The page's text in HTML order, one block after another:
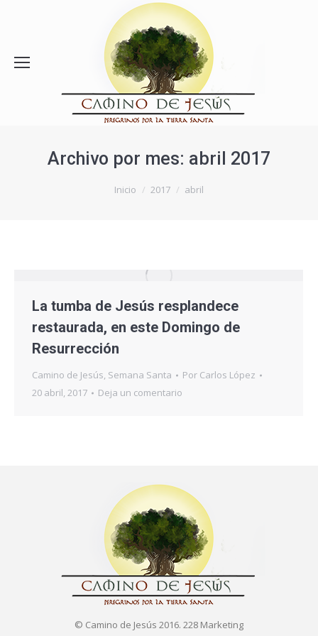
Archivo por mes: abril 2017
Inicio 2017 abril
La tumba de Jesús resplandece
restaurada, en este Domingo de
Resurrección
Camino de Jesús, Semana Santa Por Carlos López
20 abril, 2017
Deja un comentario
© Camino de Jesús 2016. 228 Marketing